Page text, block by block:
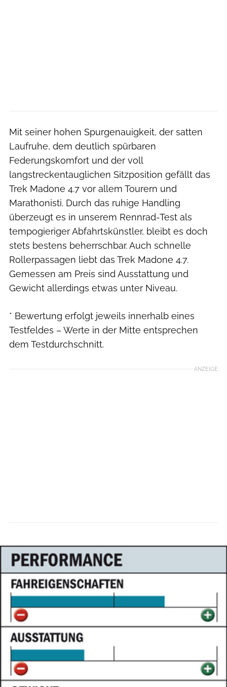
Mit seiner hohen Spurgenauigkeit, der satten
Laufruhe, dem deutlich spürbaren
Federungskomfort und der voll
langstreckentauglichen Sitzposition gefällt das
Trek Madone 4.7 vor allem Tourern und
Marathonisti. Durch das ruhige Handling
überzeugt es in unserem Rennrad-Test als
tempogieriger Abfahrtskünstler, bleibt es doch
stets bestens beherrschbar. Auch schnelle
Rollerpassagen liebt das Trek Madone 4.7.
Gemessen am Preis sind Ausstattung und
Gewicht allerdings etwas unter Niveau.
* Bewertung erfolgt jeweils innerhalb eines
Testfeldes – Werte in der Mitte entsprechen
dem Testdurchschnitt.
ANZEIGE